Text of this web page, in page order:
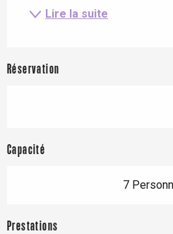
Lire la suite
Réservation
Capacité
7
Prestations